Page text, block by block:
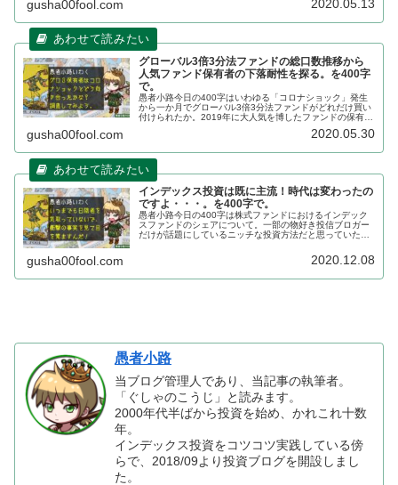
gusha00fool.com 2020.05.13
グローバル3倍3分法ファンドの総口数推移から
人気ファンド保有者の下落耐性を探る。を400字
で。
愚者小路今日の400字はいわゆる「コロナショック」発生
から一か月でグローバル3倍3分法ファンドがどれだけ買い
付けられたか。2019年に大人気を博したファンドの保有者
gusha00fool.com 2020.05.30
インデックス投資は既に主流！時代は変わったの
ですよ・・・。を400字で。
愚者小路今日の400字は株式ファンドにおけるインデック
スファンドのシェアについて。一部の物好き投信ブロガー
だけが話題にしているニッチな投資方法だと思っていた
gusha00fool.com 2020.12.08
愚者小路
当ブログ管理人であり、当記事の執筆者。
「ぐしゃのこうじ」と読みます。
2000年代半ばから投資を始め、かれこれ十数
年。
インデックス投資をコツコツ実践している傍
らで、2018/09より投資ブログを開設しまし
た。